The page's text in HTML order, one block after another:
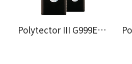
Polytector III G999E多氣體偵測器